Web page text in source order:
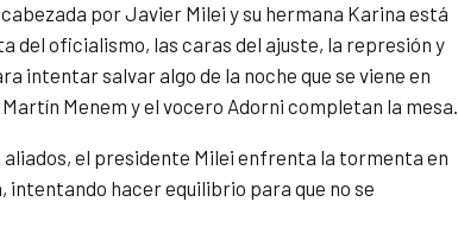
por Javier Milei y su hermana Karina está
del oficialismo, las caras del ajuste, la represión y
intentar salvar algo de la noche que se viene en
Menem y el vocero Adorni completan la mesa.
el presidente Milei enfrenta la tormenta en
intentando hacer equilibrio para que no se